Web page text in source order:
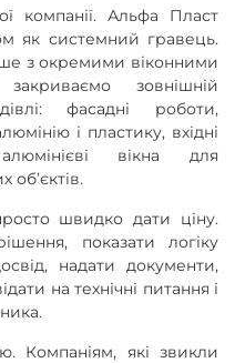
компанії. Альфа Пласт
як системний гравець.
з окремими віконними
зовнішній
фасадні роботи,
і пластику, вхідні
вікна для
об’єктів.
швидко дати ціну.
показати логіку
надати документи,
на технічні питання і
Компаніям, які звикли